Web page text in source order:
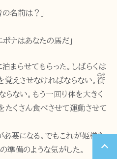
の名前は？」
ポナはあなたの馬だ」
まらせてもらった。しばらくは
覚えさせなければならない。 銜
はみ
らない。もう一回り体を大きく
たくさん食べさせて運動させて
要になる。でもこれが姫様を
準備のような気がした。